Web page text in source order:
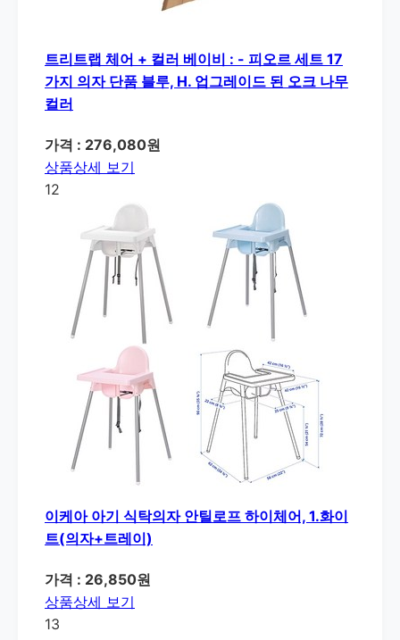
트리트랩 체어 + 컬러 베이비 : - 피오르 세트 17
가지 의자 단품 블루, H. 업그레이드 된 오크 나무
컬러
가격 : 276,080원
상품상세 보기
12
이케아 아기 식탁의자 안틸로프 하이체어, 1.화이
트(의자+트레이)
가격 : 26,850원
상품상세 보기
13